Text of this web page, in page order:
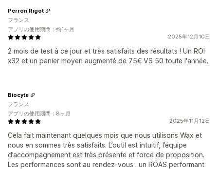
2025年12月10日
2 mois de test à ce jour et très satisfaits des résultats ! Un ROI
x32 et un panier moyen augmenté de 75€ VS 50 toute l'année.
Perron Rigot
フランス
アプリの使用期間：約1ヶ月
2025年11月12日
Cela fait maintenant quelques mois que nous utilisons Wax et
nous en sommes très satisfaits. L’outil est intuitif, l’équipe
d’accompagnement est très présente et force de proposition.
Les performances sont au rendez-vous : un ROAS performant
Biocyte
フランス
アプリの使用期間：8ヶ月